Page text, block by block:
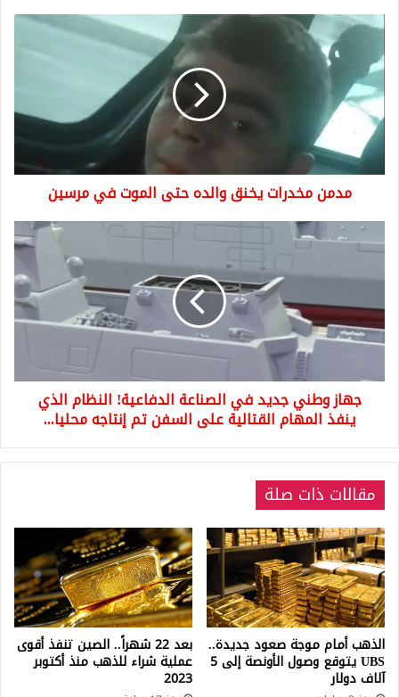
مدمن
يخنق
والده
حتى
الموت
في
مرسين
مدمن مخدرات يخنق والده حتى الموت في مرسين
جهاز
وطني
في
الصناعة
الدفاعية!
النظام
ينفذ
المهام
القتالية
السفن
إنتاجه
محليا...
جهاز وطني جديد في الصناعة الدفاعية! النظام الذي
ينفذ المهام القتالية على السفن تم إنتاجه محليا...
مقالات ذات صلة
الذهب أمام موجة صعود جديدة..
UBS يتوقع وصول الأونصة إلى 5
آلاف دولار
بعد 22 شهراً.. الصين تنفذ أقوى
عملية شراء للذهب منذ أكتوبر
2023